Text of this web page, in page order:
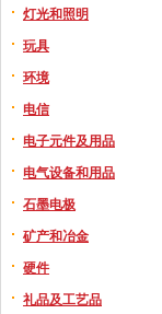
灯光和照明
玩具
环境
电信
电子元件及用品
电气设备和用品
石墨电极
矿产和冶金
硬件
礼品及工艺品